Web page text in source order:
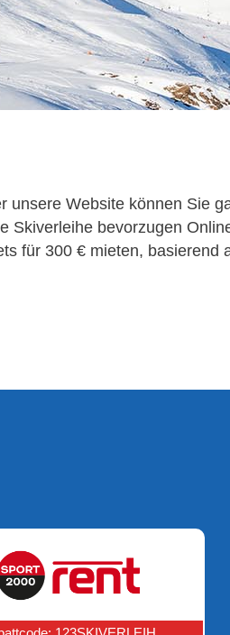
unsere Website können Sie
Skiverleihe bevorzugen
für 300 € mieten, basierend